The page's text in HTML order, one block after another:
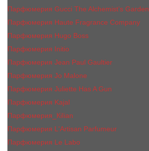
Парфюмерия Gucci The Alchemist’s Garden.
Парфюмерия Haute Fragrance Company
Парфюмерия Hugo Boss
Парфюмерия Initio
Парфюмерия Jean Paul Gaultier
Парфюмерия Jо Malоnе
Парфюмерия Juliette Has A Gun
Парфюмерия Kajal
Парфюмерия_КiIiаn
Парфюмерия L'Artisan Parfumeur
Парфюмерия Le Labo